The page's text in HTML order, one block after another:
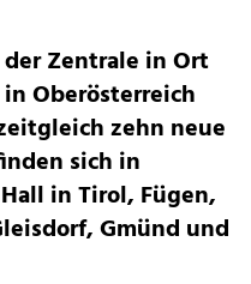
Zentrale in Ort
Oberösterreich
zehn neue
sich in
in Tirol, Fügen,
Gmünd und